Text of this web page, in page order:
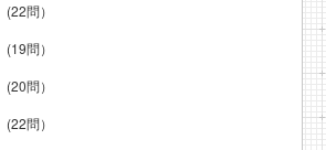
(22問）
(19問）
(20問）
(22問）